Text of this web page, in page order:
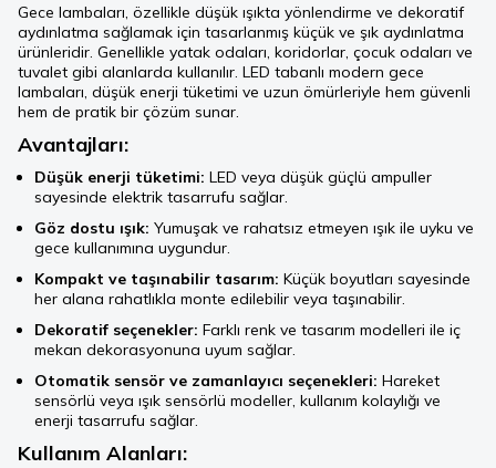
Gece lambaları, özellikle düşük ışıkta yönlendirme ve dekoratif
aydınlatma sağlamak için tasarlanmış küçük ve şık aydınlatma
ürünleridir. Genellikle yatak odaları, koridorlar, çocuk odaları ve
tuvalet gibi alanlarda kullanılır. LED tabanlı modern gece
lambaları, düşük enerji tüketimi ve uzun ömürleriyle hem güvenli
hem de pratik bir çözüm sunar.
Avantajları:
Düşük enerji tüketimi: LED veya düşük güçlü ampuller
sayesinde elektrik tasarrufu sağlar.
Göz dostu ışık: Yumuşak ve rahatsız etmeyen ışık ile uyku ve
gece kullanımına uygundur.
Kompakt ve taşınabilir tasarım: Küçük boyutları sayesinde
her alana rahatlıkla monte edilebilir veya taşınabilir.
Dekoratif seçenekler: Farklı renk ve tasarım modelleri ile iç
mekan dekorasyonuna uyum sağlar.
Otomatik sensör ve zamanlayıcı seçenekleri: Hareket
sensörlü veya ışık sensörlü modeller, kullanım kolaylığı ve
enerji tasarrufu sağlar.
Kullanım Alanları: